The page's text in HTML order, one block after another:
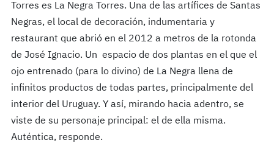
Torres es La Negra Torres. Una de las artífices de Santas
Negras, el local de decoración, indumentaria y
restaurant que abrió en el 2012 a metros de la rotonda
de José Ignacio. Un espacio de dos plantas en el que el
ojo entrenado (para lo divino) de La Negra llena de
infinitos productos de todas partes, principalmente del
interior del Uruguay. Y así, mirando hacia adentro, se
viste de su personaje principal: el de ella misma.
Auténtica, responde.